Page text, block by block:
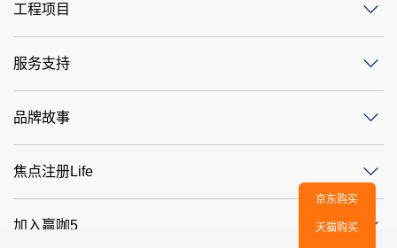
京东购买
天猫购买
工程项目
服务支持
品牌故事
焦点注册Life
加入赢咖5